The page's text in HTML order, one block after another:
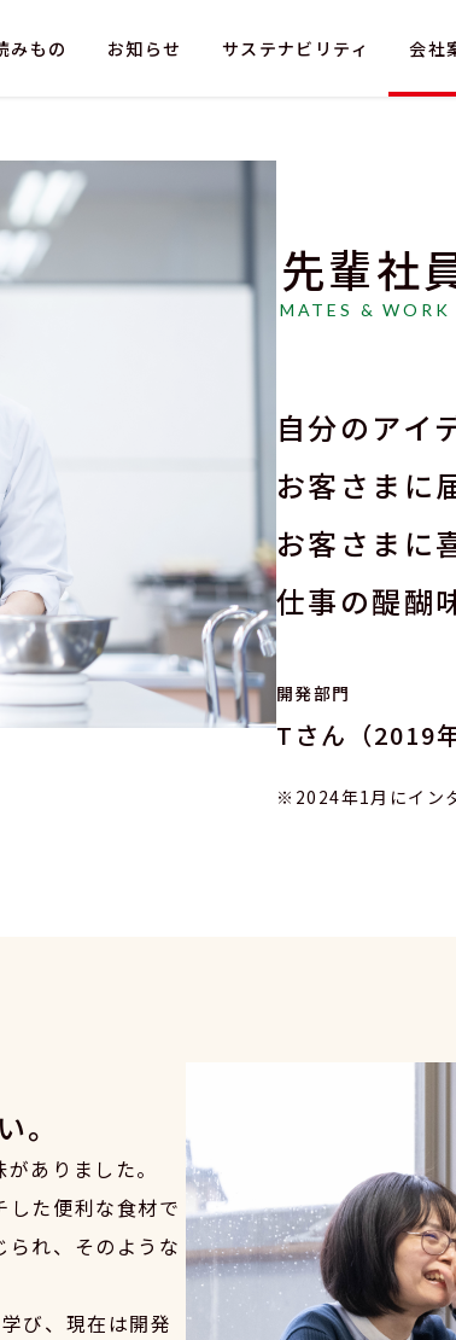
みもの お知らせ サステナビリティ 会社
採用情報
法人のお客さま
先輩社
MATES & WORK
自分のアイ
お客さまに
お客さまに
仕事の醍醐
開発部門
Tさん（2019
2024年1月にイン
。
ありました。
た便利な食材で
れ、そのような
び、現在は開発